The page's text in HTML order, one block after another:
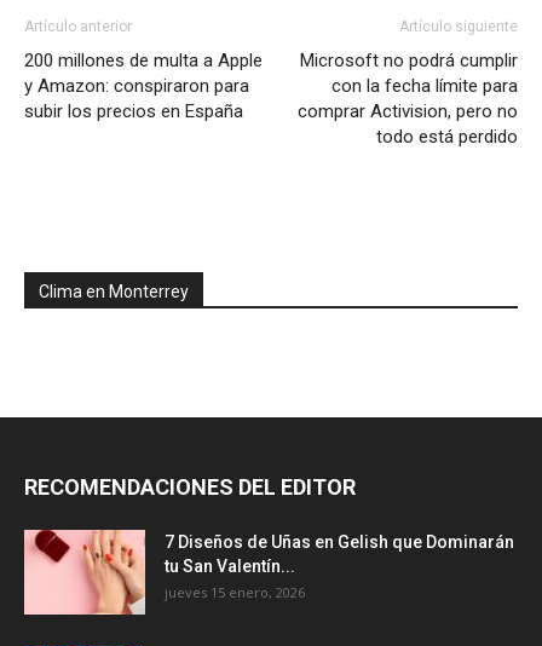
Artículo anterior
200 millones de multa a Apple
y Amazon: conspiraron para
subir los precios en España
Artículo siguiente
Microsoft no podrá cumplir
con la fecha límite para
comprar Activision, pero no
todo está perdido
Clima en Monterrey
RECOMENDACIONES DEL EDITOR
7 Diseños de Uñas en Gelish que Dominarán
tu San Valentín...
jueves 15 enero, 2026